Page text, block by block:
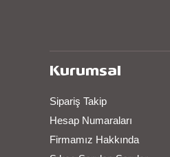
Kurumsal
Sipariş Takip
Hesap Numaraları
Firmamız Hakkında